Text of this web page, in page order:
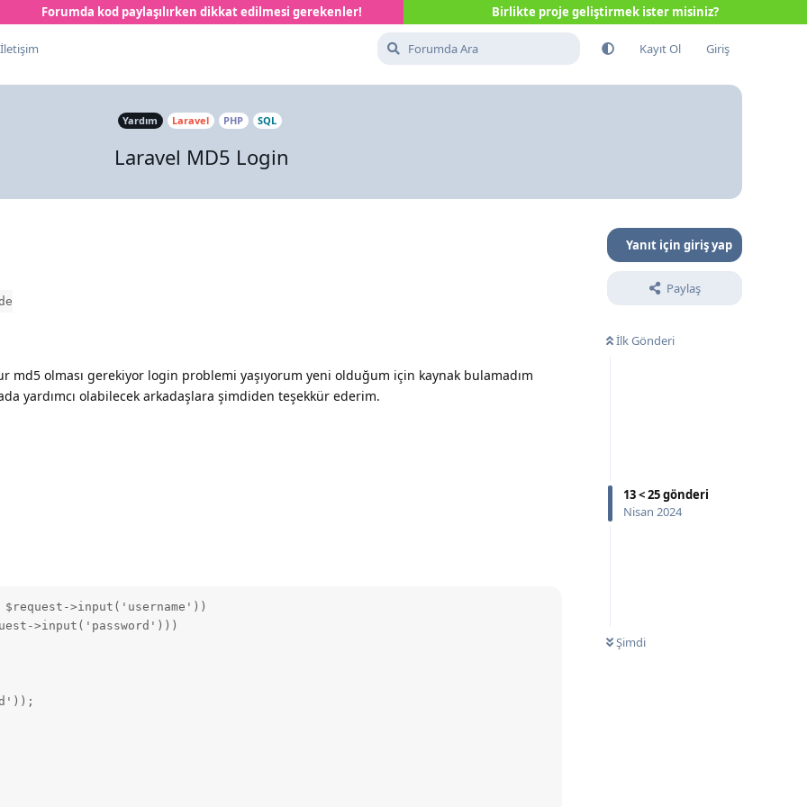
Forumda kod paylaşılırken dikkat edilmesi gerekenler! Birlikte proje geliştirmek ister misiniz?
İletişim Kayıt Ol Giriş
Yardım Laravel PHP SQL
Laravel MD5 Login
Yanıt için giriş yap
Paylaş
İlk Gönderi
13<25gönderi
Nisan 2024
Şimdi
md5 olması gerekiyor login problemi yaşıyorum yeni olduğum için kaynak bulamadım
yardımcı olabilecek arkadaşlara şimdiden teşekkür ederim.
>input('username'))
>input('password')))